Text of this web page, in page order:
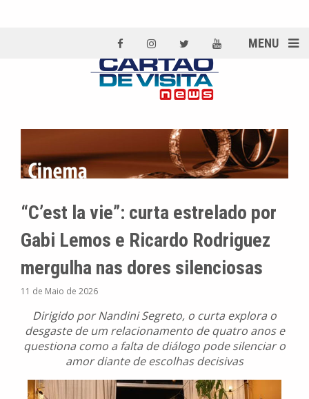
MENU
“C’est la vie”: curta estrelado por
Gabi Lemos e Ricardo Rodriguez
mergulha nas dores silenciosas
11 de Maio de 2026
Dirigido por Nandini Segreto, o curta explora o
desgaste de um relacionamento de quatro anos e
questiona como a falta de diálogo pode silenciar o
amor diante de escolhas decisivas